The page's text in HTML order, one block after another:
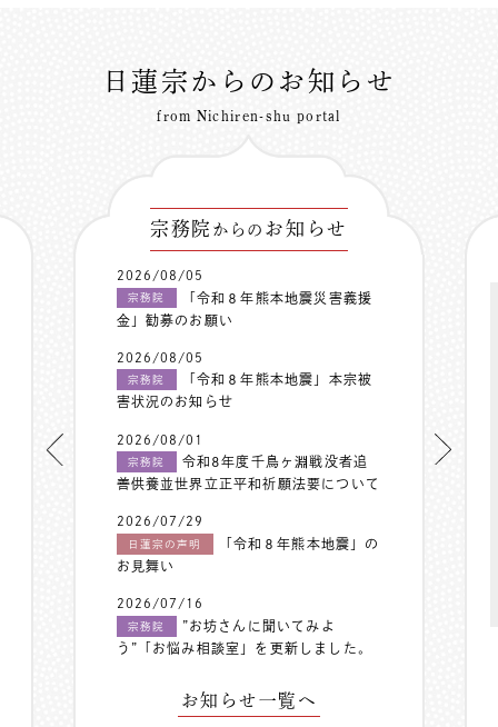
日蓮宗からのお知らせ
from Nichiren-shu portal
宗務院 からの お知らせ
2026/08/05
宗務院
「令和８年熊本地震災害義援
金」勧募のお願い
2026/08/05
宗務院
「令和８年熊本地震」本宗被
害状況のお知らせ
2026/08/01
宗務院
令和8年度千鳥ヶ淵戦没者追
善供養並世界立正平和祈願法要について
2026/07/29
日蓮宗の声明
「令和８年熊本地震」の
お見舞い
2026/07/16
宗務院
”お坊さんに聞いてみよ
う”「お悩み相談室」を更新しました。
お知らせ一覧へ